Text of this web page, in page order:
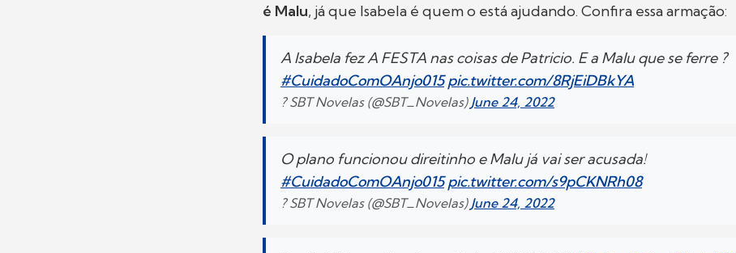
é Malu, já que Isabela é quem o está ajudando. Confira essa armação:
A Isabela fez A FESTA nas coisas de Patricio. E a Malu que se ferre ?
#CuidadoComOAnjo015 pic.twitter.com/8RjEiDBkYA
? SBT Novelas (@SBT_Novelas) June 24, 2022
O plano funcionou direitinho e Malu já vai ser acusada!
#CuidadoComOAnjo015 pic.twitter.com/s9pCKNRh08
? SBT Novelas (@SBT_Novelas) June 24, 2022